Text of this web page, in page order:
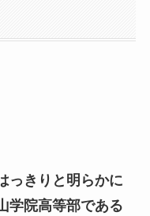
っきりと明らかに
学院高等部である